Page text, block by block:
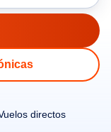
directos